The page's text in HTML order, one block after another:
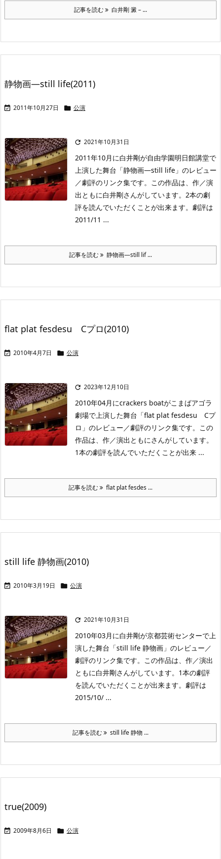
記事を読む 白井剛 澱 – ...
静物画—still life(2011)
 2011年10月27日  公演
 2021年10月31日
2011年10月に白井剛が自由学園明日館講堂で
上演した舞台「静物画—still life」のレビュー
／劇評のリンク集です。この作品は、作／演
出ともに白井剛さんがしています。2本の劇
評を読んでいただくことが出来ます。劇評は
2011/11 ...
記事を読む 静物画—still lif ...
flat plat fesdesu Cプロ(2010)
 2010年4月7日  公演
 2023年12月10日
2010年04月にcrackers boatがこまばアゴラ
劇場で上演した舞台「flat plat fesdesu Cプ
ロ」のレビュー／劇評のリンク集です。この
作品は、作／演出ともにさんがしています。
1本の劇評を読んでいただくことが出来 ...
記事を読む flat plat fesdes ...
still life 静物画(2010)
 2010年3月19日  公演
 2021年10月31日
2010年03月に白井剛が京都芸術センターで上
演した舞台「still life 静物画」のレビュー／
劇評のリンク集です。この作品は、作／演出
ともに白井剛さんがしています。1本の劇評
を読んでいただくことが出来ます。劇評は
2015/10/ ...
記事を読む still life 静物 ...
true(2009)
 2009年8月6日  公演